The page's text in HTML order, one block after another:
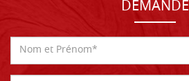
DEMANDE